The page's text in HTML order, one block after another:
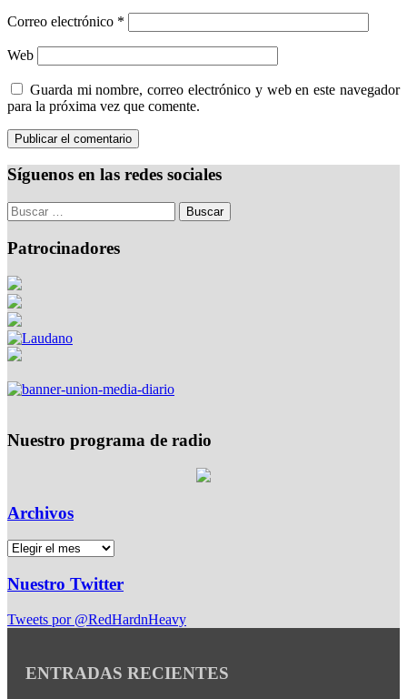
Correo electrónico *
Web
Guarda mi nombre, correo electrónico y web en este navegador
para la próxima vez que comente.
Síguenos en las redes sociales
Patrocinadores
Nuestro programa de radio
Archivos
Nuestro Twitter
Tweets por @RedHardnHeavy
ENTRADAS RECIENTES